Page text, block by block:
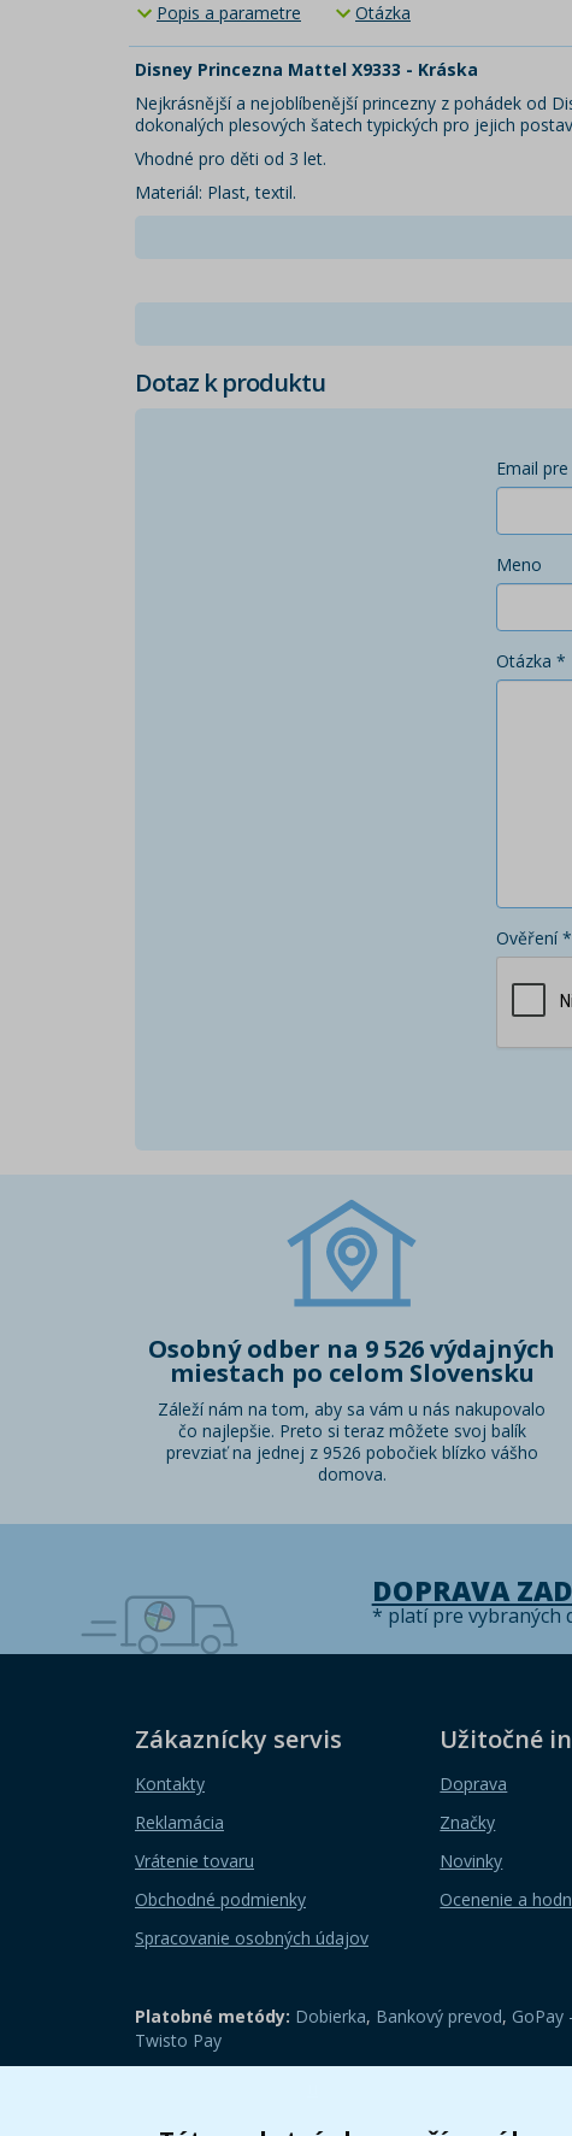
Popis a parametre Otázka
Disney Princezna Mattel X9333 - Kráska
Nejkrásnější a nejoblíbenější princezny z pohádek od
dokonalých plesových šatech typických pro jejich
Vhodné pro děti od 3 let.
Materiál: Plast, textil.
Dotaz k produktu
Email
Meno
Otázka *
Ověření *
Osobný odber na 9 526 výdajných
miestach po celom Slovensku
Záleží nám na tom, aby sa vám u nás nakupovalo
čo najlepšie. Preto si teraz môžete svoj balík
prevziať na jednej z 9526 pobočiek blízko vášho
domova.
DOPRAVA
* platí pre vybraných
Zákaznícky servis
Kontakty
Reklamácia
Vrátenie tovaru
Obchodné podmienky
Spracovanie osobných údajov
Užitočné
Doprava
Značky
Novinky
Ocenenie a
Platobné metódy: Dobierka, Bankový prevod, GoPay
Twisto Pay